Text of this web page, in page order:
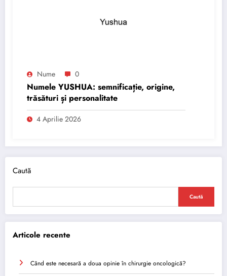
Nume 0
Numele YUSHUA: semnificație, origine,
trăsături și personalitate
4 Aprilie 2026
Caută
Caută
Articole recente
Când este necesară a doua opinie în chirurgie oncologică?